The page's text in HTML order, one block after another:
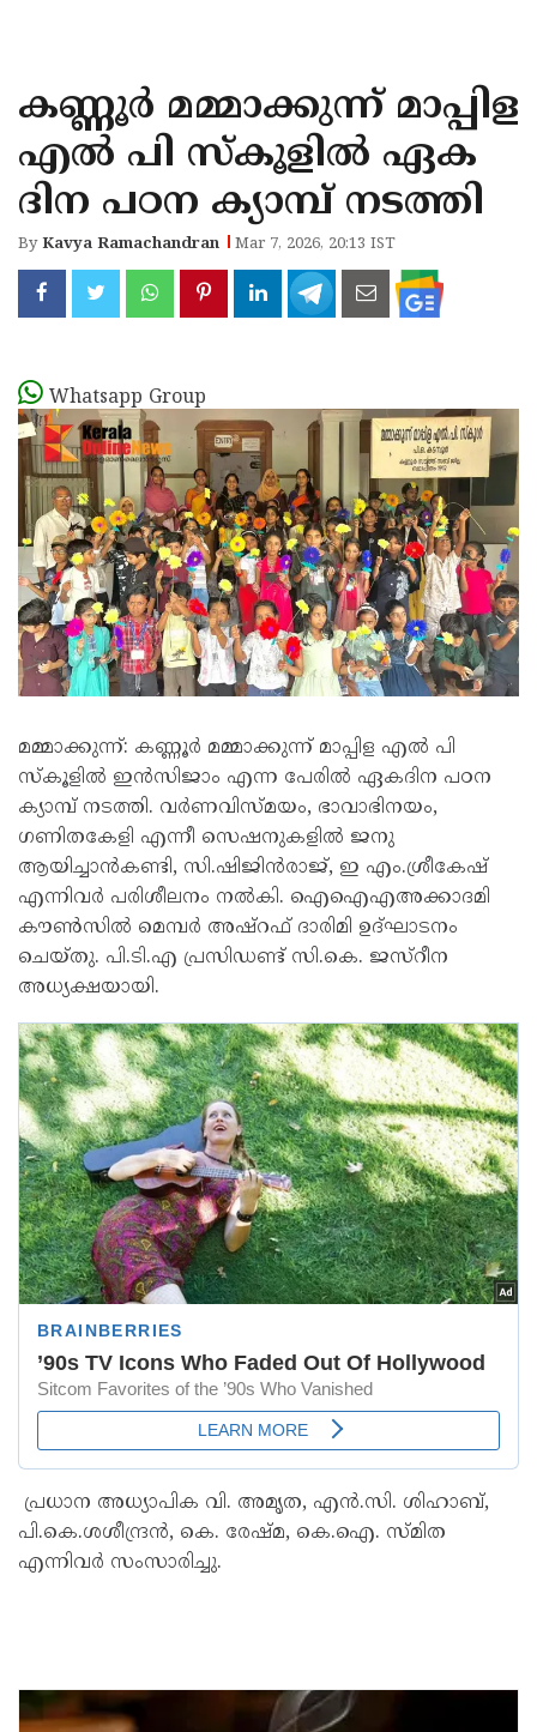
KANNUR
KASARAGOD
കണ്ണൂർ മമ്മാക്കുന്ന് മാപ്പിള
എൽ പി സ്കൂളിൽ ഏക
ദിന പഠന ക്യാമ്പ് നടത്തി
ByKavya Ramachandran Mar 7, 2026, 20:13 IST
Whatsapp Group
മമ്മാക്കുന്ന്: കണ്ണൂർ മമ്മാക്കുന്ന് മാപ്പിള എൽ പി
സ്കൂളിൽ ഇൻസിജാം എന്ന പേരിൽ ഏകദിന പഠന
ക്യാമ്പ് നടത്തി. വർണവിസ്മയം, ഭാവാഭിനയം,
ഗണിതകേളി എന്നീ സെഷനുകളിൽ ജനു
ആയിച്ചാൻകണ്ടി, സി.ഷിജിൻരാജ്, ഇ എം.ശ്രീകേഷ്
എന്നിവർ പരിശീലനം നൽകി. ഐഐഎഅക്കാദമി
കൗൺസിൽ മെമ്പർ അഷ്റഫ് ദാരിമി ഉദ്ഘാടനം
ചെയ്തു. പി.ടി.എ പ്രസിഡണ്ട് സി.കെ. ജസ്റീന
അധ്യക്ഷയായി.
പ്രധാന അധ്യാപിക വി. അമൃത, എൻ.സി. ശിഹാബ്,
പി.കെ.ശശീന്ദ്രൻ, കെ. രേഷ്മ, കെ.ഐ. സ്മിത
എന്നിവർ സംസാരിച്ചു.